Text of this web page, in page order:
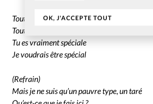
OK, J'ACCEPTE TOUT
Tout pour te rendre heureuse
Tout ce que tu veux
Tu es vraiment spéciale
Je voudrais être spécial
(Refrain)
Mais je ne suis qu’un pauvre type,un taré